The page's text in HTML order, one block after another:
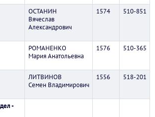
ОСТАНИН
Вячеслав
Александрович
1574 510-851
РОМАНЕНКО
Мария Анатольевна
1576 510-365
ЛИТВИНОВ
Семен Владимирович
1556 518-201
-